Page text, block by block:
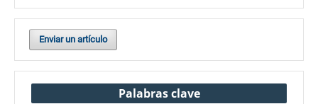
Enviar un artículo
Palabras clave